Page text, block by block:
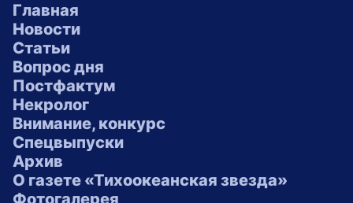
Главная
Новости
Статьи
Вопрос дня
Постфактум
Некролог
Внимание, конкурс
Спецвыпуски
Архив
О газете «Тихоокеанская звезда»
Фотогалерея